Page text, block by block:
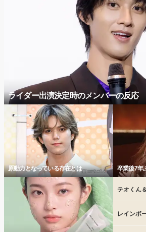
ライダー出演決定時のメンバーの反応
原動力となっている存在とは 卒業後7年
テオくん
レインボ